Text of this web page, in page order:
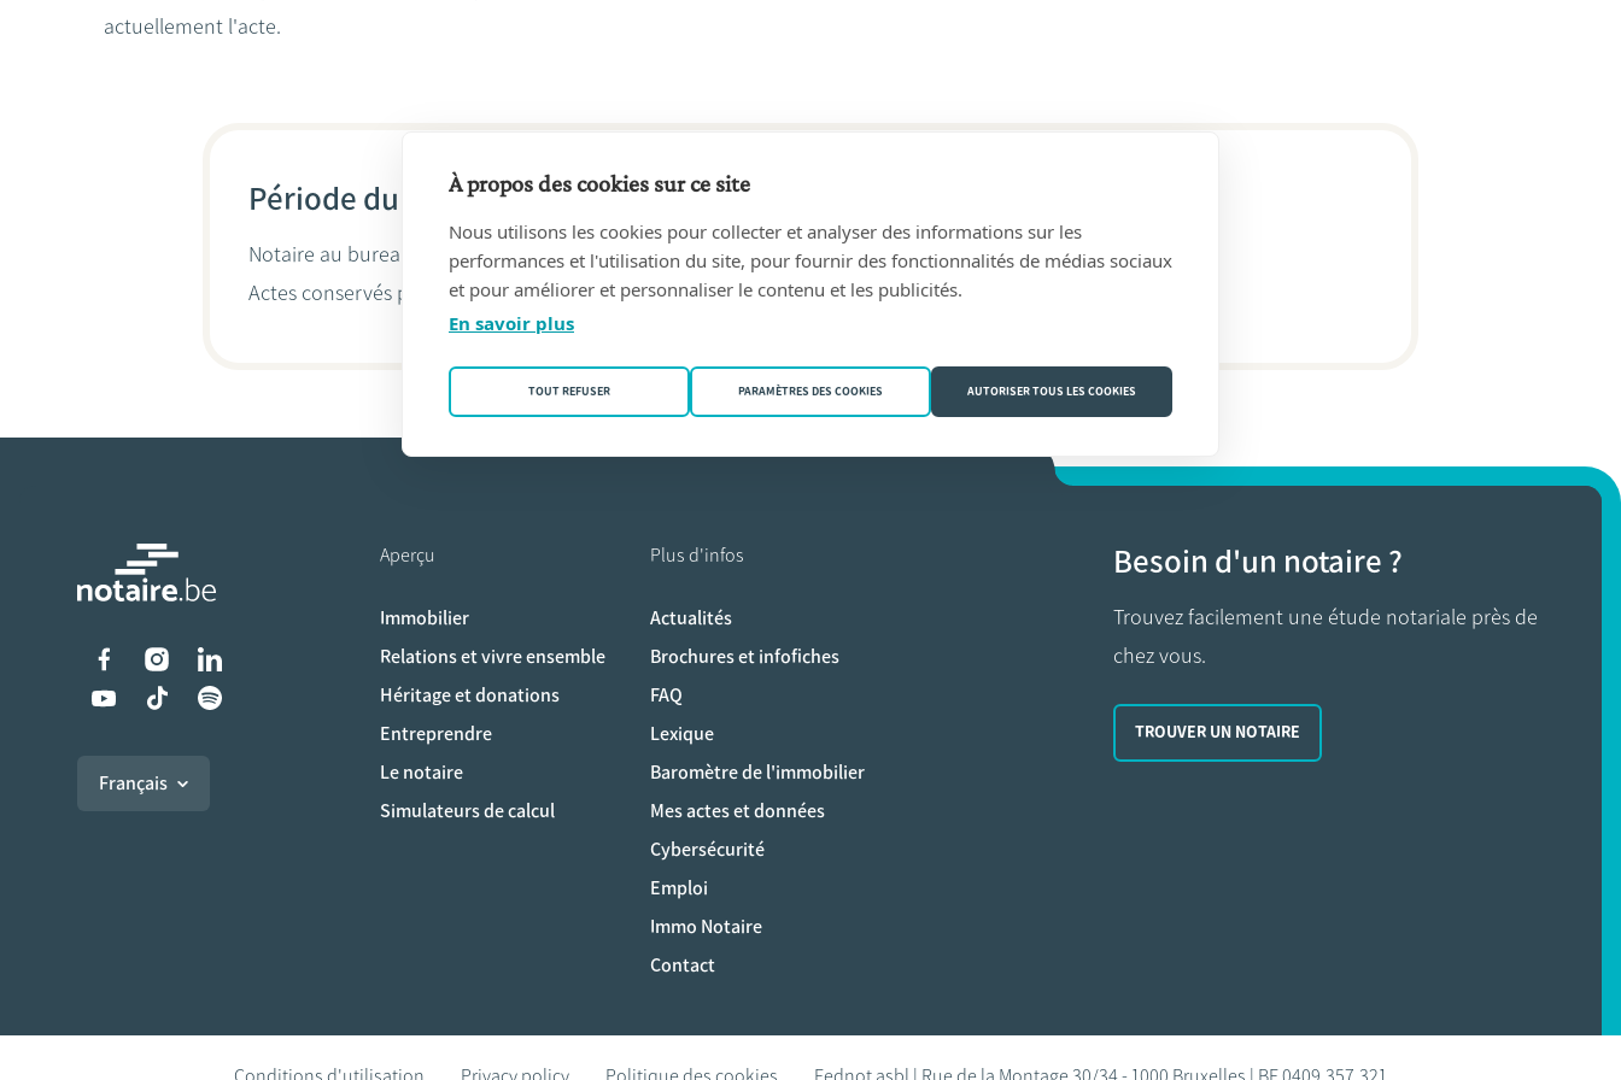
actuellement l'acte.
Période du 13/03/2018 au aujourd'hui
Notaire au bureau Notaris SW(2590 Berlaar)
Actes conservés par
Stéphanie Westerlinck
Liens vers les réseaux sociaux
Français
Aperçu
Immobilier
Relations et vivre ensemble
Héritage et donations
Entreprendre
Le notaire
Simulateurs de calcul
Plus d'infos
Actualités
Brochures et infofiches
FAQ
Lexique
Baromètre de l'immobilier
Mes actes et données
Cybersécurité
Emploi
Immo Notaire
Contact
Besoin d'un notaire ?
Trouvez facilement une étude notariale près de
chez vous.
TROUVER UN NOTAIRE
À propos des cookies sur ce site
Nous utilisons les cookies pour collecter et analyser des informations sur les
performances et l'utilisation du site, pour fournir des fonctionnalités de médias sociaux
et pour améliorer et personnaliser le contenu et les publicités.
En savoir plus
TOUT REFUSER PARAMÈTRES DES COOKIES AUTORISER TOUS LES COOKIES